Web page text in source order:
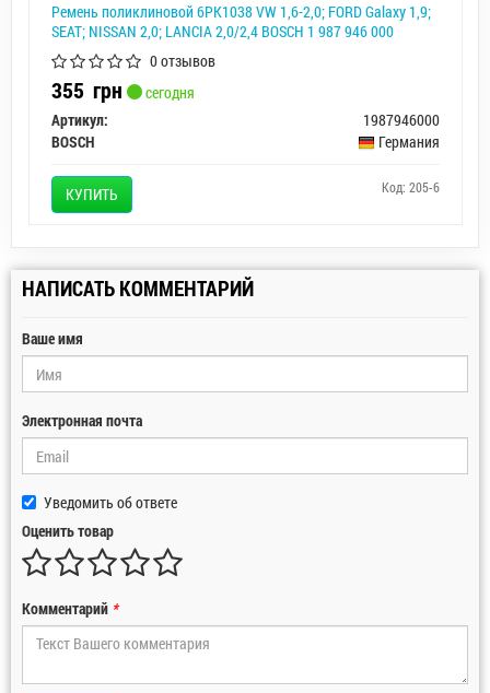
Ремень поликлиновой 6PK1038 VW 1,6-2,0; FORD Galaxy 1,9;
SEAT; NISSAN 2,0; LANCIA 2,0/2,4 BOSCH 1 987 946 000
0 отзывов
355 грн
сегодня
Артикул:
1987946000
BOSCH
Германия
КУПИТЬ Код: 205-6
НАПИСАТЬ КОММЕНТАРИЙ
Ваше имя
Электронная почта
Уведомить об ответе
Оценить товар
Комментарий *